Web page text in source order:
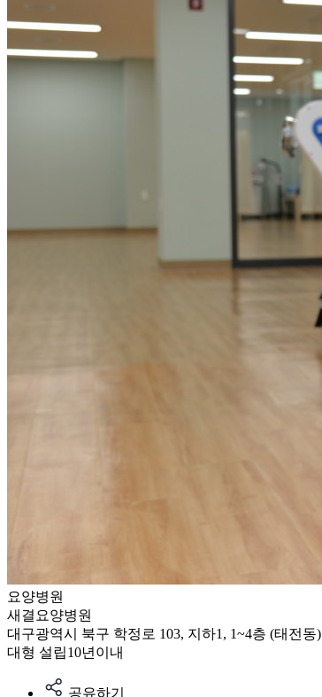
요양병원
새결요양병원
대구광역시 북구 학정로 103, 지하1, 1~4층 (태전동)
대형 설립10년이내
공유하기